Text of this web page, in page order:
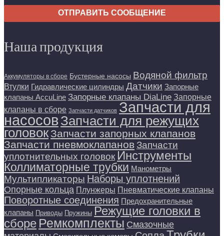
ОТПРАВИТЬ СООБЩЕНИЕ
Наша продукция
Аккумуляторы в сборе Бустерные насосы Водяной фильтр
Втулки Гидравлические цилиндры Датчики Запорные
клапаны AccuLine Запорные клапаны DiaLine Запорные
клапаны в сборе Запчасти датчиков Запчасти для
насосов Запчасти для режущих
головок Запчасти запорных клапанов
Запчасти пневмоклапанов Запчасти
уплотнительных головок Инструменты
Коллиматорные трубки Манометры
Мультипликаторы Наборы уплотнений
Опорные кольца Плунжеры Пневматические клапаны
Поворотные соединения Предохранительные
клапаны Приводы Пружины Режущие головки в
сборе Ремкомплекты Смазочные